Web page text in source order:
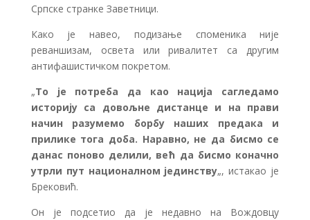
Српске странке Заветници.
Како је навео, подизање споменика није
реваншизам, освета или ривалитет са другим
антифашистичком покретом.
„То је потреба да као нација сагледамо
историју са довољне дистанце и на прави
начин разумемо борбу наших предака и
прилике тога доба. Наравно, не да бисмо се
данас поново делили, већ да бисмо коначно
утрли пут националном јединству„, истакао је
Брековић.
Он је подсетио да је недавно на Вождовцу